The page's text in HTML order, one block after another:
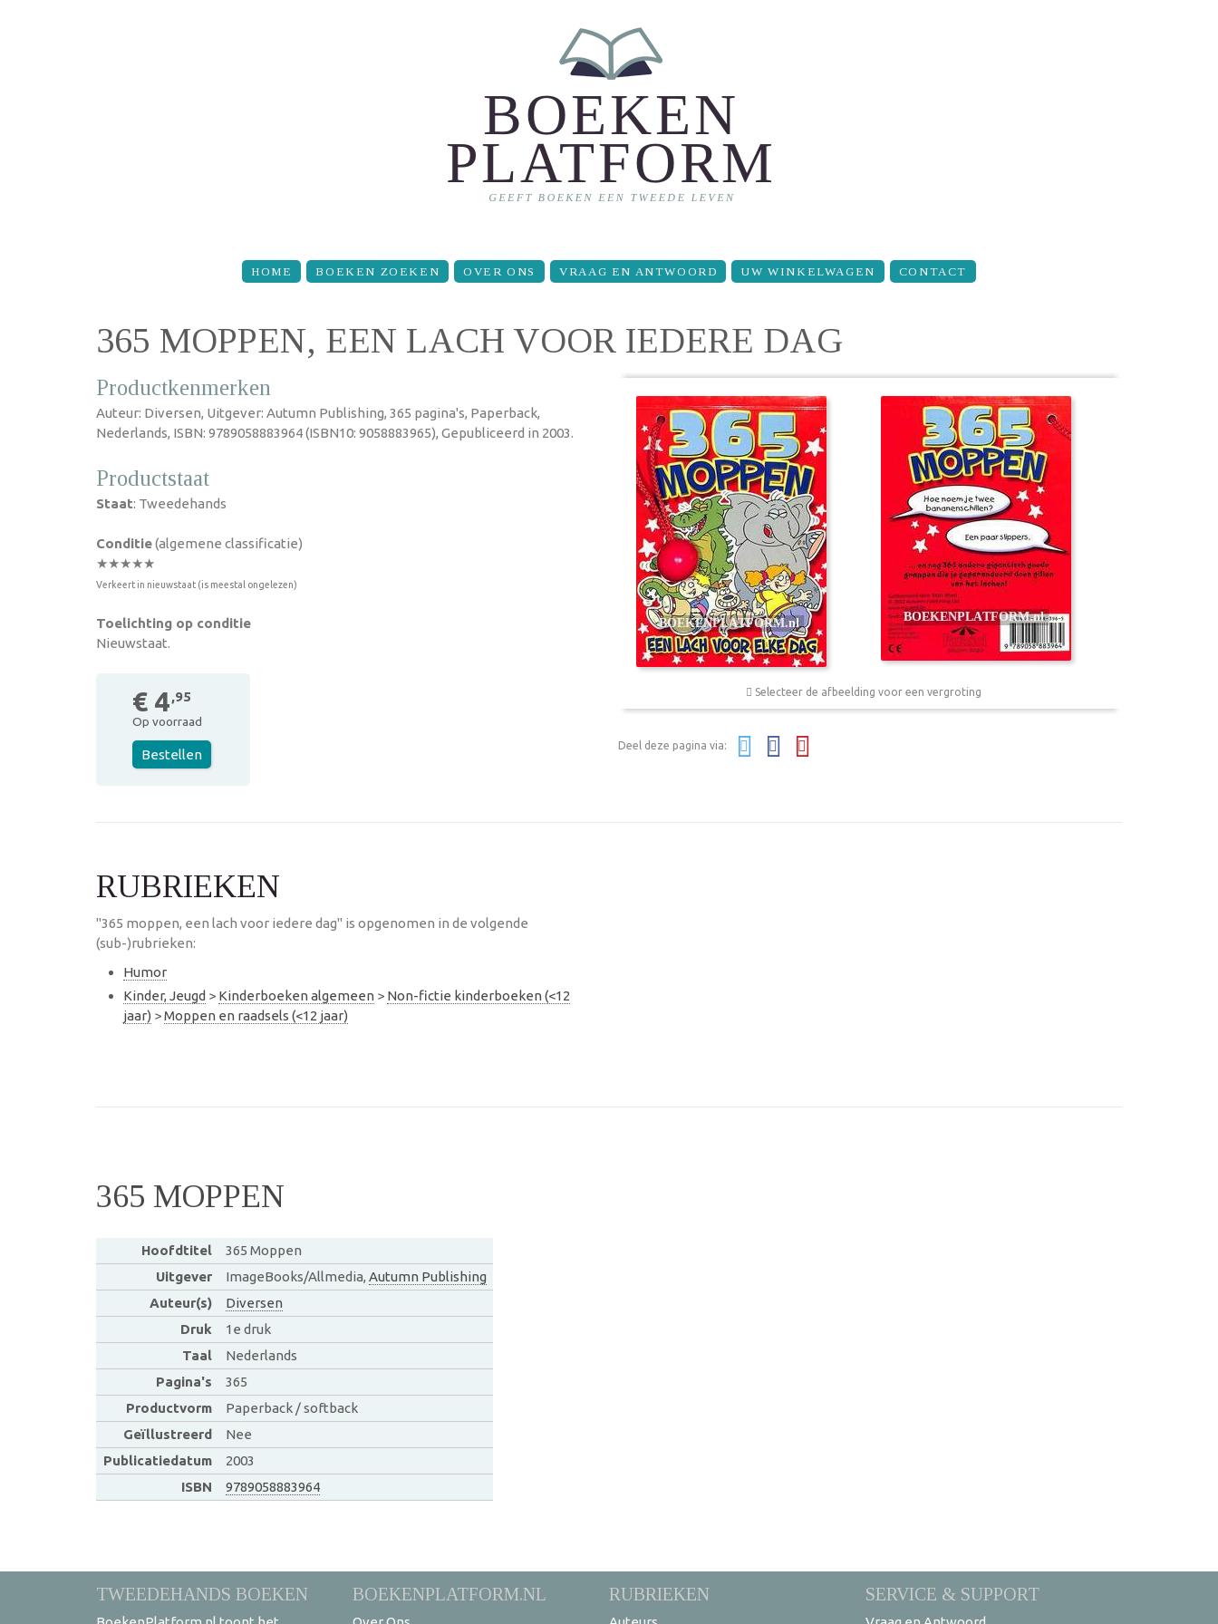
HOME BOEKEN ZOEKEN OVER ONS VRAAG EN ANTWOORD UW WINKELWAGEN CONTACT
365 MOPPEN, EEN LACH VOOR IEDERE DAG
Productkenmerken
Auteur: Diversen, Uitgever: Autumn Publishing, 365 pagina's, Paperback,
Nederlands, ISBN: 9789058883964 (ISBN10: 9058883965), Gepubliceerd in 2003.
Productstaat
Staat: Tweedehands
Conditie(algemene classificatie)
★★★★★
Verkeert in nieuwstaat (is meestal ongelezen)
Toelichting op conditie
Nieuwstaat.
€ 4,95
Op voorraad
Bestellen
Selecteer de afbeelding voor een vergroting
Deel deze pagina via:
RUBRIEKEN
"365 moppen, een lach voor iedere dag" is opgenomen in de volgende
(sub-)rubrieken:
Humor
Kinder, Jeugd > Kinderboeken algemeen > Non-fictie kinderboeken (<12
jaar) >Moppen en raadsels (<12 jaar)
365 MOPPEN
Hoofdtitel
365 Moppen
Uitgever
ImageBooks/Allmedia, Autumn Publishing
Auteur(s)
Diversen
Druk
1e druk
Taal
Nederlands
Pagina's
365
Productvorm
Paperback / softback
Geïllustreerd
Nee
Publicatiedatum
2003
ISBN
9789058883964
TWEEDEHANDS BOEKEN BOEKENPLATFORM.NL RUBRIEKEN SERVICE & SUPPORT